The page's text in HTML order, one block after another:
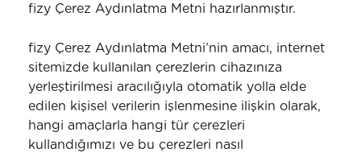
fizy Çerez Aydınlatma Metni hazırlanmıştır.
fizy Çerez Aydınlatma Metni’nin amacı, internet
sitemizde kullanılan çerezlerin cihazınıza
yerleştirilmesi aracılığıyla otomatik yolla elde
edilen kişisel verilerin işlenmesine ilişkin olarak,
hangi amaçlarla hangi tür çerezleri
kullandığımızı ve bu çerezleri nasıl